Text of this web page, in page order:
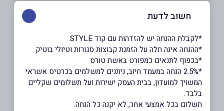
חשוב לדעת
*לקבלת ההנחה יש להזדהות עם קוד STYLE.
*ההנחה אינה חלה על הזמנת קבוצות סגורות וטיולי בוטיק
*בכפוף לתנאים כמפורט באשת טורס
*2.5% הנחה במעמד חיוב, ניתנים למשלמים בכרטיס אשראי
המשויך למועדון, בבית העסק ישירות ועל תשלומים שקליים
בלבד.
תשלום בכל אמצעי אחר, לא יקנה כל הנחה.